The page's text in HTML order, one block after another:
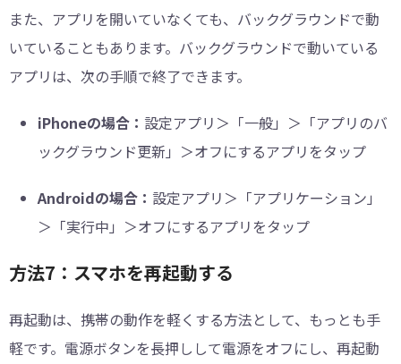
また、アプリを開いていなくても、バックグラウンドで動
いていることもあります。バックグラウンドで動いている
アプリは、次の手順で終了できます。
iPhoneの場合： 設定アプリ＞「一般」＞「アプリのバ
ックグラウンド更新」＞オフにするアプリをタップ
Androidの場合： 設定アプリ＞「アプリケーション」
＞「実行中」＞オフにするアプリをタップ
方法7：スマホを再起動する
再起動は、携帯の動作を軽くする方法として、もっとも手
軽です。電源ボタンを長押しして電源をオフにし、再起動